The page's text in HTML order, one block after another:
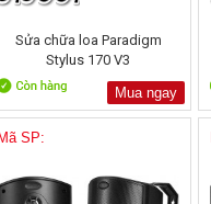
Sửa chữa loa Paradigm
Stylus 170 V3
Mua ngay
Mã SP: